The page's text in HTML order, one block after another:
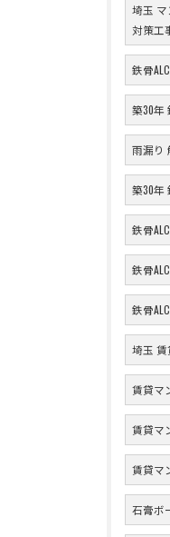
埼玉
対策工
鉄骨
築30年
雨漏り
築30年
鉄骨
鉄骨
鉄骨
埼玉 賃
賃貸マ
賃貸マ
賃貸マ
石膏ボ